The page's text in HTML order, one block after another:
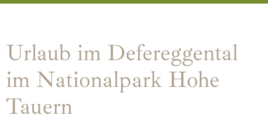
Urlaub im Defereggental
im Nationalpark Hohe
Tauern